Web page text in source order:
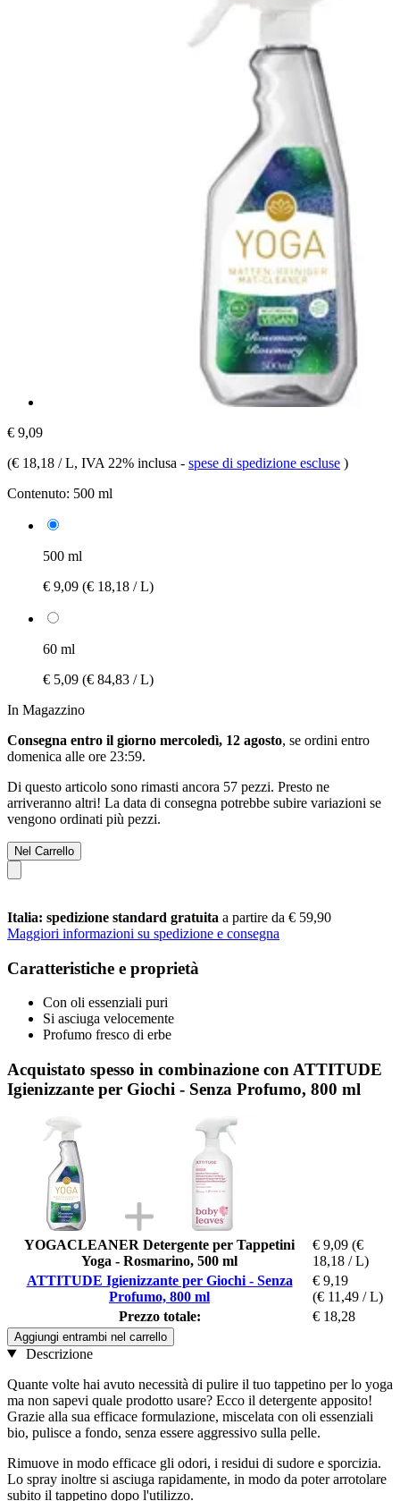
€ 9,09
(€ 18,18 / L, IVA 22% inclusa - spese di spedizione escluse )
Contenuto: 500 ml
500 ml
€ 9,09 (€ 18,18 / L)
60 ml
€ 5,09 (€ 84,83 / L)
In Magazzino
Consegna entro il giorno mercoledì, 12 agosto, se ordini entro
domenica alle ore 23:59.
Di questo articolo sono rimasti ancora 57 pezzi. Presto ne
arriveranno altri! La data di consegna potrebbe subire variazioni se
vengono ordinati più pezzi.
Nel Carrello
Italia: spedizione standard gratuita a partire da € 59,90
Maggiori informazioni su spedizione e consegna
Caratteristiche e proprietà
Con oli essenziali puri
Si asciuga velocemente
Profumo fresco di erbe
Acquistato spesso in combinazione con ATTITUDE
Igienizzante per Giochi - Senza Profumo, 800 ml
YOGACLEANER Detergente per Tappetini
Yoga - Rosmarino, 500 ml
€ 9,09 (€
18,18 / L)
ATTITUDE Igienizzante per Giochi - Senza
Profumo, 800 ml
€ 9,19
(€ 11,49 / L)
Prezzo totale:
€ 18,28
Aggiungi entrambi nel carrello
Descrizione
Quante volte hai avuto necessità di pulire il tuo tappetino per lo yoga
ma non sapevi quale prodotto usare? Ecco il detergente apposito!
Grazie alla sua efficace formulazione, miscelata con oli essenziali
bio, pulisce a fondo, senza essere aggressivo sulla pelle.
Rimuove in modo efficace gli odori, i residui di sudore e sporcizia.
Lo spray inoltre si asciuga rapidamente, in modo da poter arrotolare
subito il tappetino dopo l'utilizzo.